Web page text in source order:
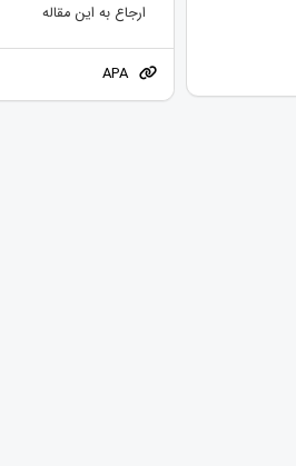
ارجاع به این مقاله
APA